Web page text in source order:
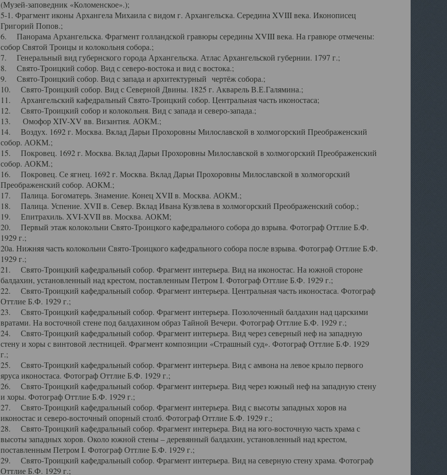
(Музей-заповедник «Коломенское».);
5-1. Фрагмент иконы Архангела Михаила с видом г. Архангельска. Середина XVIII века. Иконописец
Григорий Попов.;
6. Панорама Архангельска. Фрагмент голландской гравюры середины XVIII века. На гравюре отмечены:
собор Святой Троицы и колокольня собора.;
7. Генеральный вид губернского города Архангельска. Атлас Архангельской губернии. 1797 г.;
8. Свято-Троицкий собор. Вид с северо-востока и вид с востока.;
9. Свято-Троицкий собор. Вид с запада и архитектурный чертёж собора.;
10. Свято-Троицкий собор. Вид с Северной Двины. 1825 г. Акварель В.Е.Галямина.;
11. Архангельский кафедральный Свято-Троицкий собор. Центральная часть иконостаса;
12. Свято-Троицкий собор и колокольня. Вид с запада и северо-запада.;
13. Омофор XIV-XV вв. Византия. АОКМ.;
14. Воздух. 1692 г. Москва. Вклад Дарьи Прохоровны Милославской в холмогорский Преображенский
собор. АОКМ.;
15. Покровец. 1692 г. Москва. Вклад Дарьи Прохоровны Милославской в холмогорский Преображенский
собор. АОКМ.;
16. Покровец. Се ягнец. 1692 г. Москва. Вклад Дарьи Прохоровны Милославской в холмогорский
Преображенский собор. АОКМ.;
17. Палица. Богоматерь. Знамение. Конец XVII в. Москва. АОКМ.;
18. Палица. Успение. XVII в. Север. Вклад Ивана Кузвлева в холмогорский Преображенский собор.;
19. Епитрахиль. XVI-XVII вв. Москва. АОКМ;
20. Первый этаж колокольни Свято-Троицкого кафедрального собора до взрыва. Фотограф Оттлие Б.Ф.
1929 г.;
20а. Нижняя часть колокольни Свято-Троицкого кафедрального собора после взрыва. Фотограф Оттлие Б.Ф.
1929 г.;
21. Свято-Троицкий кафедральный собор. Фрагмент интерьера. Вид на иконостас. На южной стороне
балдахин, установленный над крестом, поставленным Петром I. Фотограф Оттлие Б.Ф. 1929 г.;
22. Свято-Троицкий кафедральный собор. Фрагмент интерьера. Центральная часть иконостаса. Фотограф
Оттлие Б.Ф. 1929 г.;
23. Свято-Троицкий кафедральный собор. Фрагмент интерьера. Позолоченный балдахин над царскими
вратами. На восточной стене под балдахином образ Тайной Вечери. Фотограф Оттлие Б.Ф. 1929 г.;
24. Свято-Троицкий кафедральный собор. Фрагмент интерьера. Вид через северный неф на западную
стену и хоры с винтовой лестницей. Фрагмент композиции «Страшный суд». Фотограф Оттлие Б.Ф. 1929
г.;
25. Свято-Троицкий кафедральный собор. Фрагмент интерьера. Вид с амвона на левое крыло первого
яруса иконостаса. Фотограф Оттлие Б.Ф. 1929 г.;
26. Свято-Троицкий кафедральный собор. Фрагмент интерьера. Вид через южный неф на западную стену
и хоры. Фотограф Оттлие Б.Ф. 1929 г.;
27. Свято-Троицкий кафедральный собор. Фрагмент интерьера. Вид с высоты западных хоров на
иконостас и северо-восточный опорный столб. Фотограф Оттлие Б.Ф. 1929 г.;
28. Свято-Троицкий кафедральный собор. Фрагмент интерьера. Вид на юго-восточную часть храма с
высоты западных хоров. Около южной стены – деревянный балдахин, установленный над крестом,
поставленным Петром I. Фотограф Оттлие Б.Ф. 1929 г.;
29. Свято-Троицкий кафедральный собор. Фрагмент интерьера. Вид на северную стену храма. Фотограф
Оттлие Б.Ф. 1929 г.;